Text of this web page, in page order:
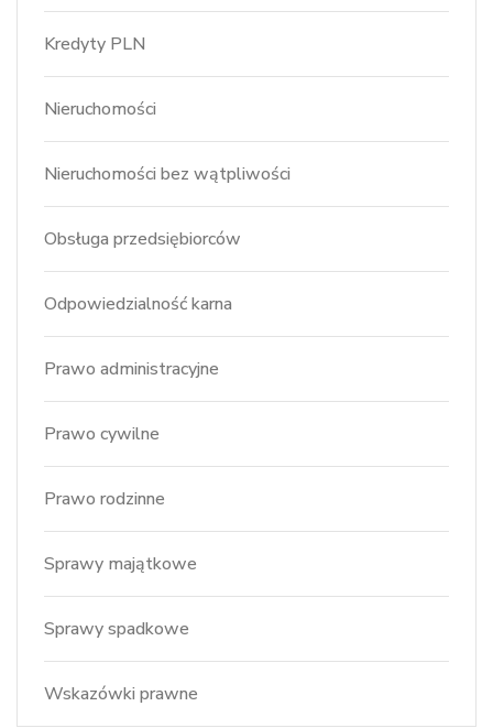
Kredyty PLN
Nieruchomości
Nieruchomości bez wątpliwości
Obsługa przedsiębiorców
Odpowiedzialność karna
Prawo administracyjne
Prawo cywilne
Prawo rodzinne
Sprawy majątkowe
Sprawy spadkowe
Wskazówki prawne